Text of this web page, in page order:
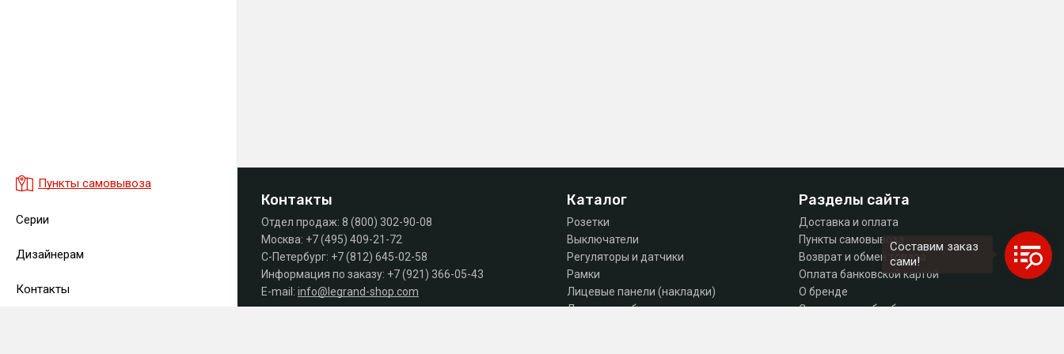
Пункты самовывоза
Серии
Дизайнерам
Контакты
Контакты
Отдел продаж: 8 (800) 302-90-08
Москва: +7 (495) 409-21-72
С-Петербург: +7 (812) 645-02-58
Информация по заказу: +7 (921) 366-05-43
E-mail: info@legrand-shop.com
Каталог
Розетки
Выключатели
Регуляторы и датчики
Рамки
Лицевые панели (накладки)
Лючки, коробки, комплектующие
Разделы сайта
Доставка и оплата
Пункты самовывоза
Возврат и обмен товара
Оплата банковской картой
О бренде
Согласие на обработку персональных данных
Составим заказ
сами!